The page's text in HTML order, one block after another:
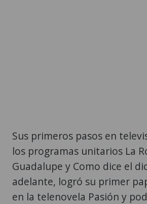
Sus primeros pasos en
los programas unitarios La
Guadalupe y Como dice el
adelante, logró su primer
en la telenovela Pasión y